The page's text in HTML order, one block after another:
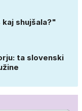
shujšala?"
ta slovenski